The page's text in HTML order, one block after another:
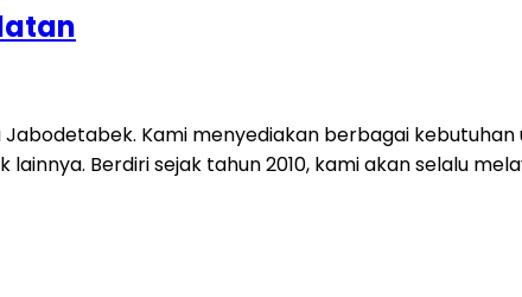
Kami menyediakan berbagai
Berdiri sejak tahun 2010, kami akan selalu